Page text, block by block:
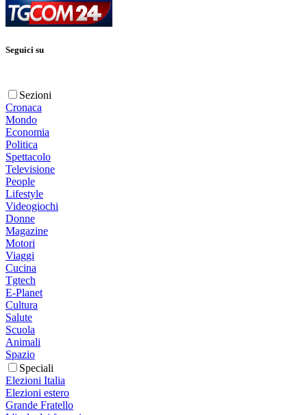
Seguici su
Sezioni
Cronaca
Mondo
Economia
Politica
Spettacolo
Televisione
People
Lifestyle
Videogiochi
Donne
Magazine
Motori
Viaggi
Cucina
Tgtech
E-Planet
Cultura
Salute
Scuola
Animali
Spazio
Speciali
Elezioni Italia
Elezioni estero
Grande Fratello